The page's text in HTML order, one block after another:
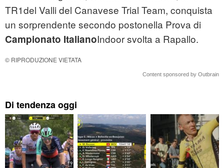
TR1del Valli del Canavese Trial Team, conquista
un sorprendente secondo postonella Prova di
Campionato ItalianoIndoor svolta a Rapallo.
© RIPRODUZIONE VIETATA
Content sponsored by Outbrain
Di tendenza oggi